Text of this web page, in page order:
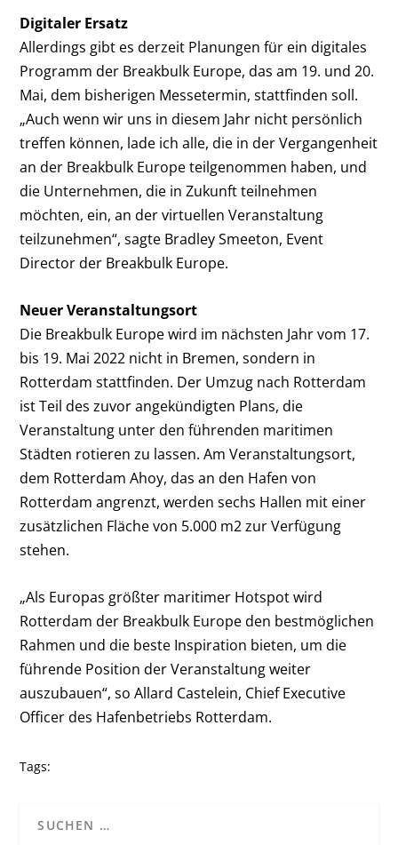
Digitaler Ersatz
Allerdings gibt es derzeit Planungen für ein digitales
Programm der Breakbulk Europe, das am 19. und 20.
Mai, dem bisherigen Messetermin, stattfinden soll.
„Auch wenn wir uns in diesem Jahr nicht persönlich
treffen können, lade ich alle, die in der Vergangenheit
an der Breakbulk Europe teilgenommen haben, und
die Unternehmen, die in Zukunft teilnehmen
möchten, ein, an der virtuellen Veranstaltung
teilzunehmen“, sagte Bradley Smeeton, Event
Director der Breakbulk Europe.
Neuer Veranstaltungsort
Die Breakbulk Europe wird im nächsten Jahr vom 17.
bis 19. Mai 2022 nicht in Bremen, sondern in
Rotterdam stattfinden. Der Umzug nach Rotterdam
ist Teil des zuvor angekündigten Plans, die
Veranstaltung unter den führenden maritimen
Städten rotieren zu lassen. Am Veranstaltungsort,
dem Rotterdam Ahoy, das an den Hafen von
Rotterdam angrenzt, werden sechs Hallen mit einer
zusätzlichen Fläche von 5.000 m2zur Verfügung
stehen.
„Als Europas größter maritimer Hotspot wird
Rotterdam der Breakbulk Europe den bestmöglichen
Rahmen und die beste Inspiration bieten, um die
führende Position der Veranstaltung weiter
auszubauen“, so Allard Castelein, Chief Executive
Officer des Hafenbetriebs Rotterdam.
Tags: